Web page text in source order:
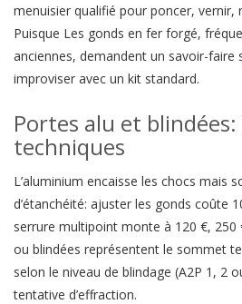
menuisier qualifié pour poncer, vernir,
Puisque Les gonds en fer forgé,
anciennes, demandent un savoir-faire
improviser avec un kit standard.
Portes alu et
techniques
L’aluminium encaisse les chocs mais
d’étanchéité: ajuster les gonds coûte
serrure multipoint monte à 120 €,
ou blindées représentent le sommet
selon le niveau de blindage (A2P 1, 2
tentative d’effraction.